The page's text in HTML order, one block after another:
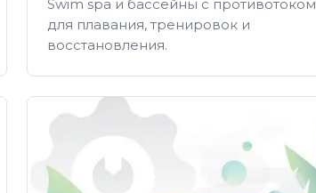
Swim spa и бассейны с противотоком
для плавания, тренировок и
восстановления.